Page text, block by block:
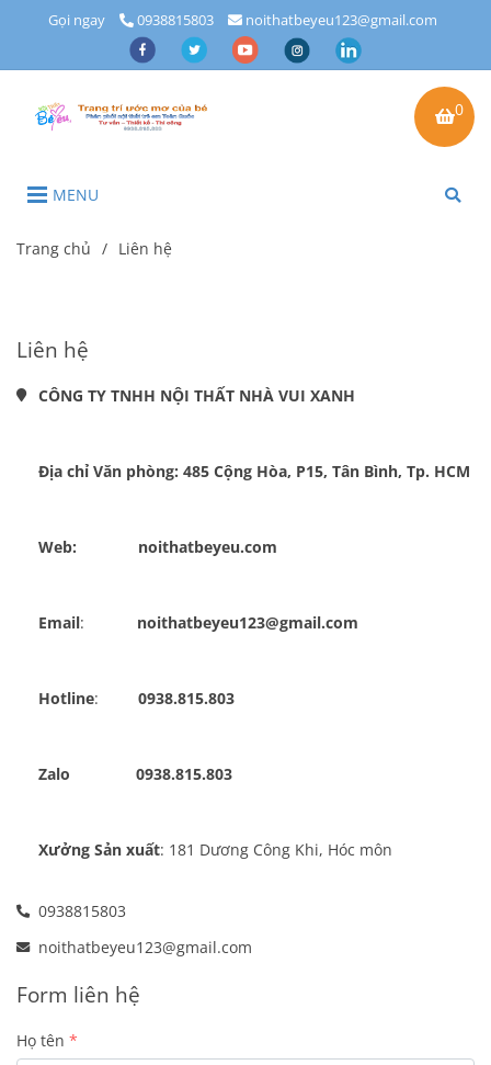
Gọi ngay 0938815803 noithatbeyeu123@gmail.com
0
MENU
Trang chủ / Liên hệ
Liên hệ
CÔNG TY TNHH NỘI THẤT NHÀ VUI XANH
Địa chỉ Văn phòng: 485 Cộng Hòa, P15, Tân Bình, Tp. HCM
Web:              noithatbeyeu.com
Email: noithatbeyeu123@gmail.com
Hotline: 0938.815.803
Zalo 0938.815.803
Xưởng Sản xuất: 181 Dương Công Khi, Hóc môn
0938815803
noithatbeyeu123@gmail.com
Form liên hệ
Họ tên